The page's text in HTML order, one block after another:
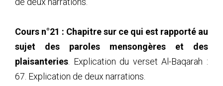
Cours n°21 : Chapitre sur ce qui est rapporté au
sujet des paroles mensongères et des
plaisanteries . Explication du verset Al-Baqarah :
67. Explication de deux narrations.